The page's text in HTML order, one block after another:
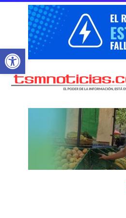
Abrir barra de herramientas